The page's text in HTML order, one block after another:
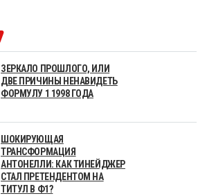
ЗЕРКАЛО ПРОШЛОГО, ИЛИ
ДВЕ ПРИЧИНЫ НЕНАВИДЕТЬ
ФОРМУЛУ 1 1998 ГОДА
ШОКИРУЮЩАЯ
ТРАНСФОРМАЦИЯ
АНТОНЕЛЛИ: КАК ТИНЕЙДЖЕР
СТАЛ ПРЕТЕНДЕНТОМ НА
ТИТУЛ В Ф1?